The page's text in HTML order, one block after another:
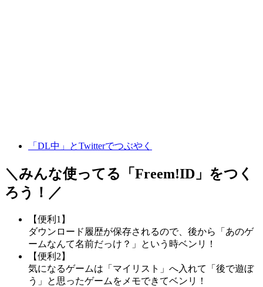
「DL中」とTwitterでつぶやく
＼みんな使ってる「 Freem!ID 」をつく
ろう！／
【便利1】
ダウンロード履歴が保存されるので、後から「あのゲ
ームなんて名前だっけ？」という時ベンリ！
【便利2】
気になるゲームは「マイリスト」へ入れて「後で遊ぼ
う」と思ったゲームをメモできてベンリ！